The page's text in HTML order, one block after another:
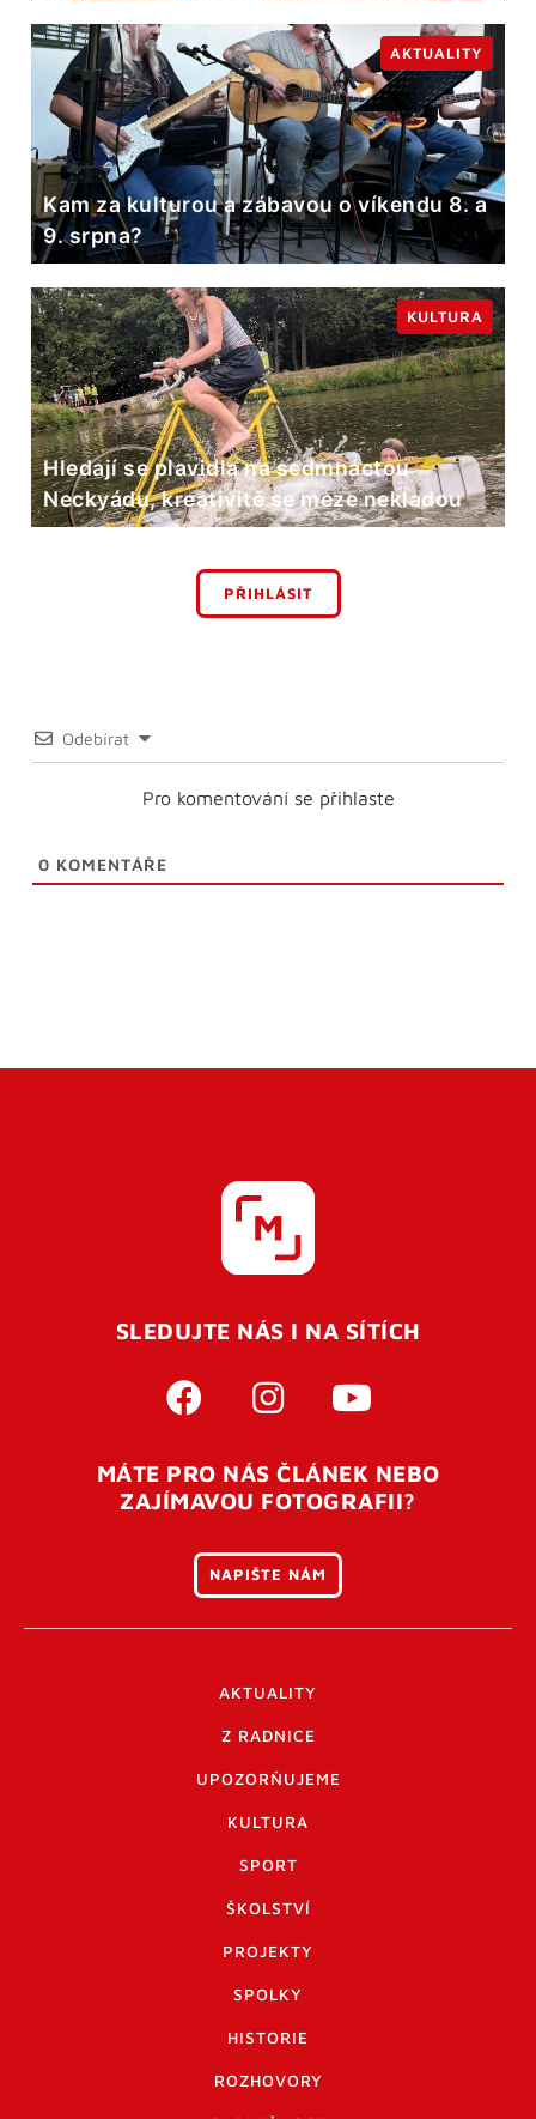
Kam za kulturou a zábavou o víkendu 8. a
9. srpna?
AKTUALITY
Hledají se plavidla na sedmnáctou
Neckyádu, kreativitě se meze nekladou
KULTURA
PŘIHLÁSIT
Odebírat
Pro komentování se přihlaste
0 KOMENTÁŘE
SLEDUJTE NÁS I NA SÍTÍCH
MÁTE PRO NÁS ČLÁNEK NEBO
ZAJÍMAVOU FOTOGRAFII?
NAPIŠTE NÁM
AKTUALITY
Z RADNICE
UPOZORŇUJEME
KULTURA
SPORT
ŠKOLSTVÍ
PROJEKTY
SPOLKY
HISTORIE
ROZHOVORY